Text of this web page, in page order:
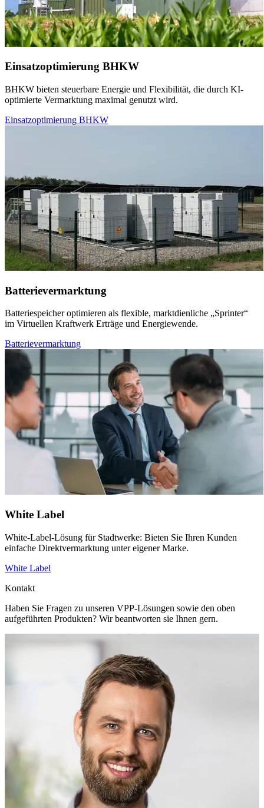
Einsatz­opti­mier­ung BHKW
BHKW bieten steuerbare Energie und Flexibilität, die durch KI-
optimierte Vermarktung maximal genutzt wird.
Einsatzoptimierung BHKW
Batterie­ver­mark­tung
Batteriespeicher optimieren als flexible, marktdienliche „Sprinter“
im Virtuellen Kraftwerk Erträge und Energiewende.
Batterievermarktung
White Label
White-Label-Lösung für Stadtwerke: Bieten Sie Ihren Kunden
einfache Direktvermarktung unter eigener Marke.
White Label
Kontakt
Haben Sie Fragen zu unseren VPP-Lösungen sowie den oben
aufgeführten Produkten? Wir beantworten sie Ihnen gern.